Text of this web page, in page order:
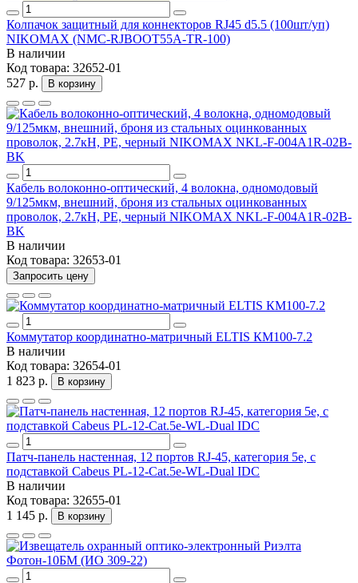
Колпачок защитный для коннекторов RJ45 d5.5 (100шт/уп)
NIKOMAX (NMC-RJBOOT55A-TR-100)
В наличии
Код товара: 32652-01
527 р.
В корзину
Кабель волоконно-оптический, 4 волокна, одномодовый
9/125мкм, внешний, броня из стальных оцинкованных
проволок, 2.7кН, PE, черный NIKOMAX NKL-F-004A1R-02B-
BK
В наличии
Код товара: 32653-01
Запросить цену
Коммутатор координатно-матричный ELTIS КМ100-7.2
В наличии
Код товара: 32654-01
1 823 р.
В корзину
Патч-панель настенная, 12 портов RJ-45, категория 5е, с
подставкой Cabeus PL-12-Cat.5e-WL-Dual IDC
В наличии
Код товара: 32655-01
1 145 р.
В корзину